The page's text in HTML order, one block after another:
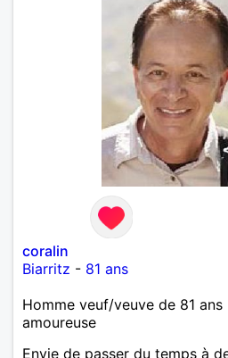
coralin
Biarritz - 81 ans
Homme veuf/veuve de 81
amoureuse
Envie de passer du temps à